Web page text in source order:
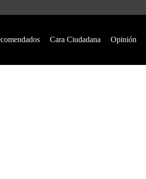
Cara Ciudadana Opinión